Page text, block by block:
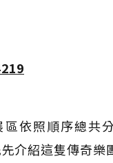
區依照順序總共
介紹這隻傳奇樂